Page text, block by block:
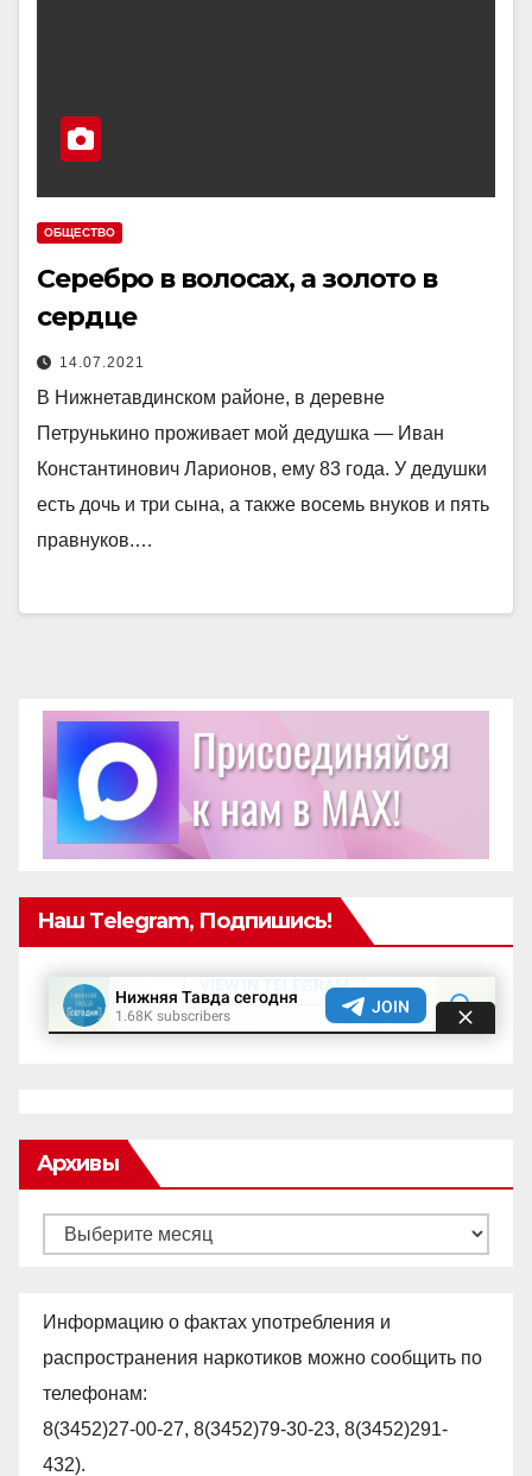
ОБЩЕСТВО
Серебро в волосах, а золото в
сердце
14.07.2021
В Нижнетавдинском районе, в деревне
Петрунькино проживает мой дедушка — Иван
Константинович Ларионов, ему 83 года. У дедушки
есть дочь и три сына, а также восемь внуков и пять
правнуков.…
Наш Telegram, Подпишись!
Архивы
Архивы
Информацию о фактах употребления и
распространения наркотиков можно сообщить по
телефонам:
8(3452)27-00-27, 8(3452)79-30-23, 8(3452)291-
432).